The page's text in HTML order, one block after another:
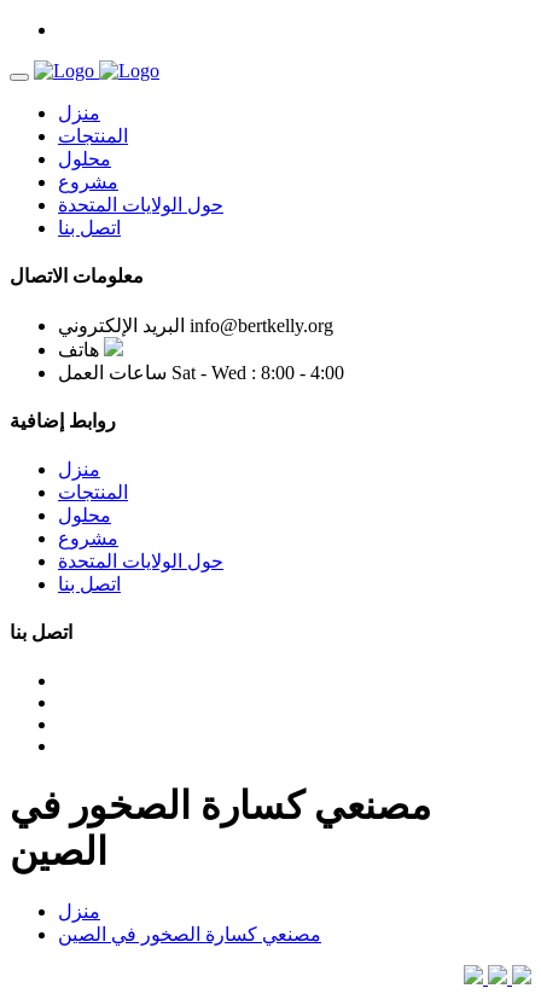
منزل
المنتجات
محلول
مشروع
حول الولايات المتحدة
اتصل بنا
معلومات الاتصال
البريد الإلكتروني info@bertkelly.org
هاتف
ساعات العمل Sat - Wed : 8:00 - 4:00
روابط إضافية
منزل
المنتجات
محلول
مشروع
حول الولايات المتحدة
اتصل بنا
اتصل بنا
مصنعي كسارة الصخور في
الصين
منزل
مصنعي كسارة الصخور في الصين